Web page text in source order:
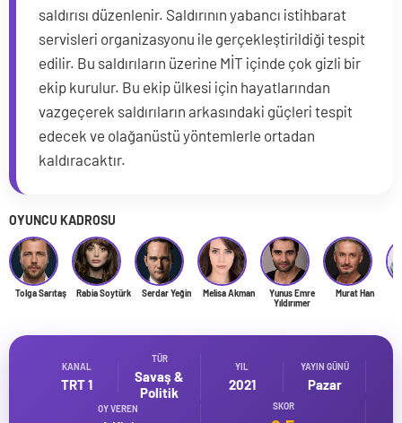
saldırısı düzenlenir. Saldırının yabancı istihbarat
servisleri organizasyonu ile gerçekleştirildiği tespit
edilir. Bu saldırıların üzerine MİT içinde çok gizli bir
ekip kurulur. Bu ekip ülkesi için hayatlarından
vazgeçerek saldırıların arkasındaki güçleri tespit
edecek ve olağanüstü yöntemlerle ortadan
kaldıracaktır.
OYUNCU KADROSU
Tolga Sarıtaş Rabia Soytürk Serdar Yeğin Melisa Akman
Yunus Emre
Yıldırımer
Murat Han
KANAL
TRT 1
TÜR
Savaş &
Politik
YIL
2021
YAYIN GÜNÜ
Pazar
OY VEREN SKOR